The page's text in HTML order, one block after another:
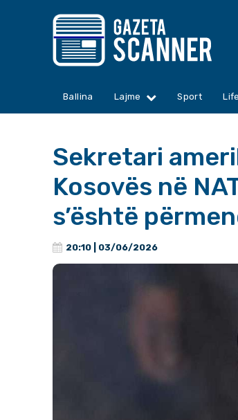
Ballina Lajme Sport
Sekretari
Kosovës në
s’është
20:10 | 03/06/2026